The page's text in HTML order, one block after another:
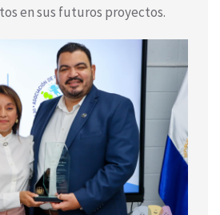
en sus futuros proyectos.